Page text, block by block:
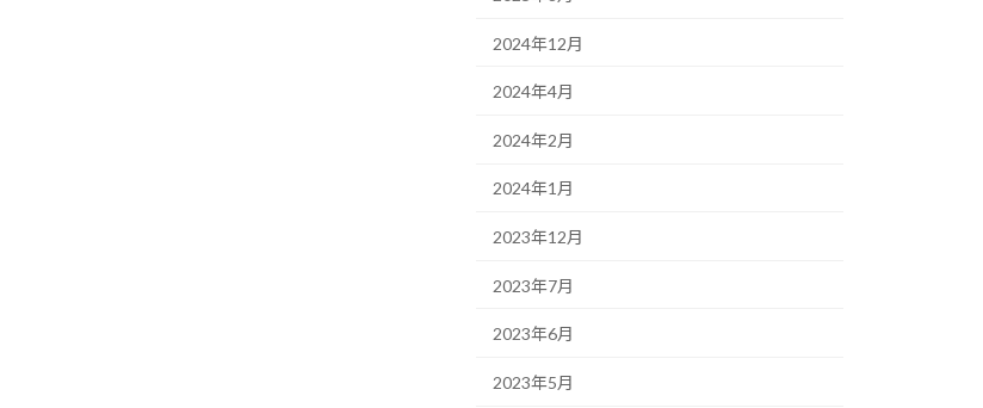
2024年12月
2024年4月
2024年2月
2024年1月
2023年12月
2023年7月
2023年6月
2023年5月